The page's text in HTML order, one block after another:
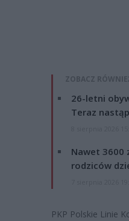
ZOBACZ
26-letni
Teraz
Nawet 3600
rodziców
PKP Polskie Linie